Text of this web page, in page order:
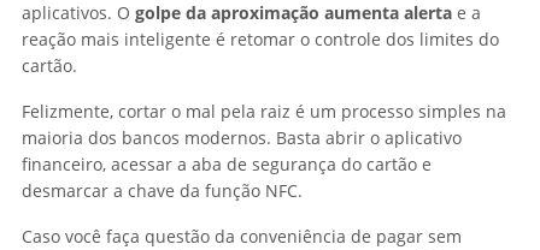
aplicativos. O golpe da aproximação aumenta alerta e a
reação mais inteligente é retomar o controle dos limites do
cartão.
Felizmente, cortar o mal pela raiz é um processo simples na
maioria dos bancos modernos. Basta abrir o aplicativo
financeiro, acessar a aba de segurança do cartão e
desmarcar a chave da função NFC.
Caso você faça questão da conveniência de pagar sem